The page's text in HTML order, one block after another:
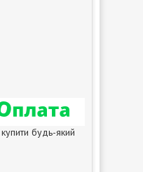
будь-який